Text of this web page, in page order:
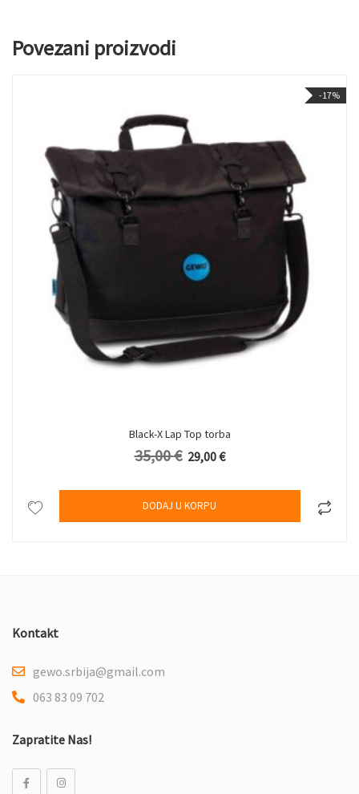
Povezani proizvodi
-17%
Black-X Lap Top torba
35,00€ Originalna cena je bila: 35,00 €.
29,00€Trenutna cena je: 29,00 €.
DODAJ U KORPU
Kontakt
gewo.srbija@gmail.com
063 83 09 702
Zapratite Nas!